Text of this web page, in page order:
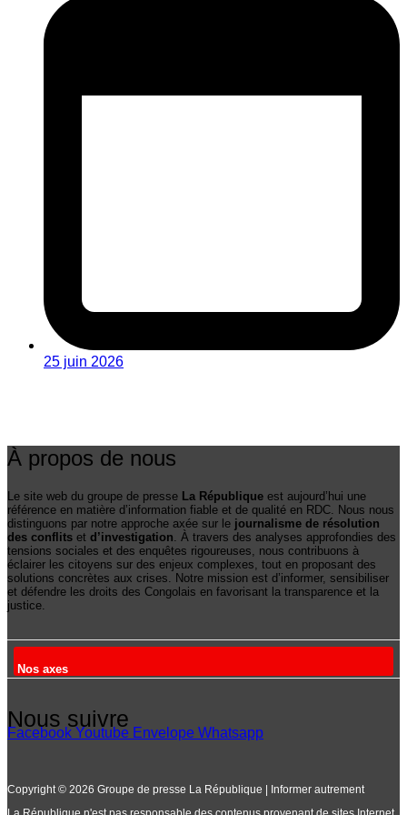
25 juin 2026
À propos de nous
Le site web du groupe de presse La République est aujourd’hui une
référence en matière d’information fiable et de qualité en RDC. Nous nous
distinguons par notre approche axée sur le journalisme de résolution
des conflits et d’investigation . À travers des analyses approfondies des
tensions sociales et des enquêtes rigoureuses, nous contribuons à
éclairer les citoyens sur des enjeux complexes, tout en proposant des
solutions concrètes aux crises. Notre mission est d’informer, sensibiliser
et défendre les droits des Congolais en favorisant la transparence et la
justice.
Nos axes
Nous suivre
Facebook Youtube Envelope Whatsapp
Copyright © 2026 Groupe de presse La République | Informer autrement